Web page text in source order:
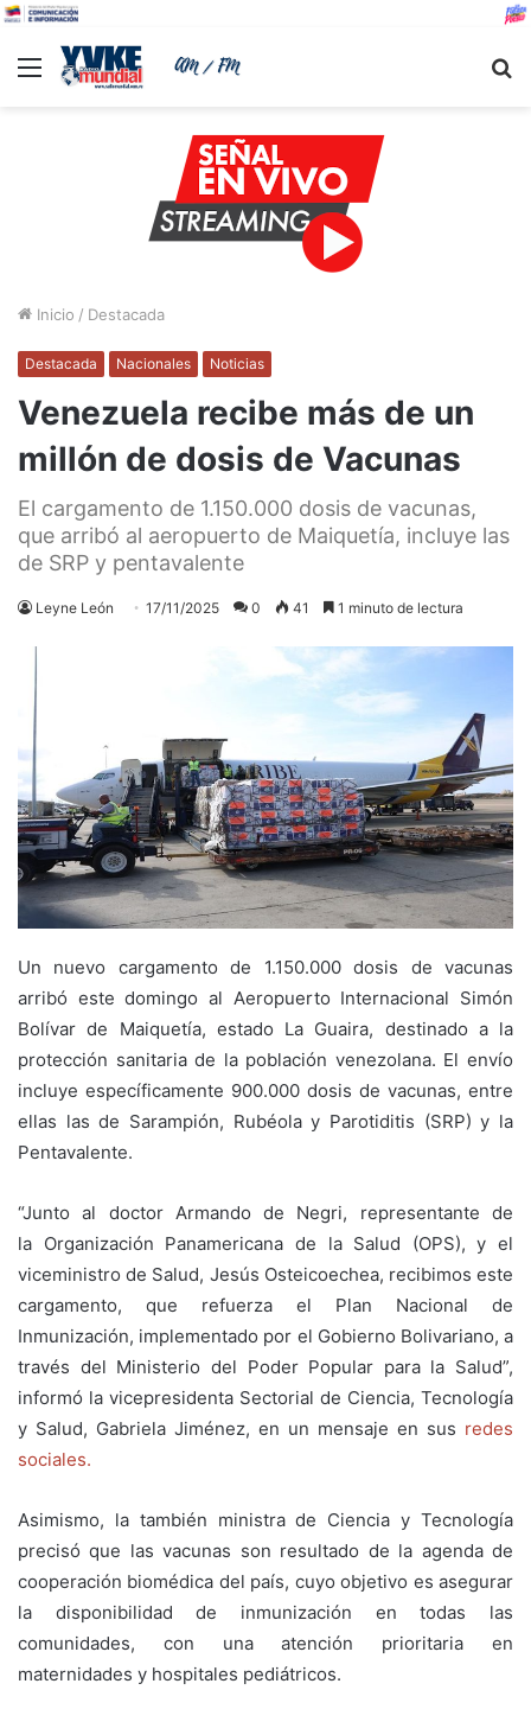
Menu
Inicio / Destacada
Destacada Nacionales Noticias
Venezuela recibe más de un
millón de dosis de Vacunas
El cargamento de 1.150.000 dosis de vacunas,
que arribó al aeropuerto de Maiquetía, incluye las
de SRP y pentavalente
Leyne León 17/11/2025 0 41 1 minuto de lectura
Un nuevo cargamento de 1.150.000 dosis de vacunas
arribó este domingo al Aeropuerto Internacional Simón
Bolívar de Maiquetía, estado La Guaira, destinado a la
protección sanitaria de la población venezolana. El envío
incluye específicamente 900.000 dosis de vacunas, entre
ellas las de Sarampión, Rubéola y Parotiditis (SRP) y la
Pentavalente.
“Junto al doctor Armando de Negri, representante de
la Organización Panamericana de la Salud (OPS), y el
viceministro de Salud, Jesús Osteicoechea, recibimos este
cargamento, que refuerza el Plan Nacional de
Inmunización, implementado por el Gobierno Bolivariano, a
través del Ministerio del Poder Popular para la Salud”,
informó la vicepresidenta Sectorial de Ciencia, Tecnología
y Salud, Gabriela Jiménez, en un mensaje en sus redes
sociales.
Asimismo, la también ministra de Ciencia y Tecnología
precisó que las vacunas son resultado de la agenda de
cooperación biomédica del país, cuyo objetivo es asegurar
la disponibilidad de inmunización en todas las
comunidades, con una atención prioritaria en
maternidades y hospitales pediátricos.